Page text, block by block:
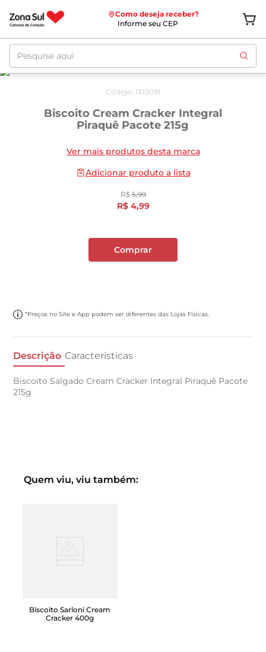
Como deseja receber?
Informe seu CEP
Pesquise aqui
10/08
Código: 1103091
Biscoito Cream Cracker Integral
Piraquê Pacote 215g
Ver mais produtos desta marca
Adicionar produto a lista
R$ 5,99
R$ 4,99
Comprar
*Preços no Site e App podem ser diferentes das Lojas Físicas.
Descrição Características
Biscoito Salgado Cream Cracker Integral Piraquê Pacote
215g
Quem viu, viu também:
Biscoito Sarloni Cream
Cracker 400g